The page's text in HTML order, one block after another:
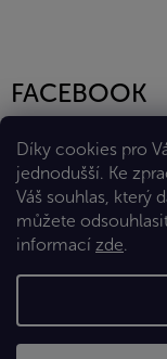
Díky cookies pro
jednodušší. Ke
Váš souhlas, který
můžete
informací zde.
FACEBOOK
Copyright 2026